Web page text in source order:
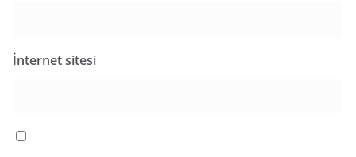
İnternet sitesi